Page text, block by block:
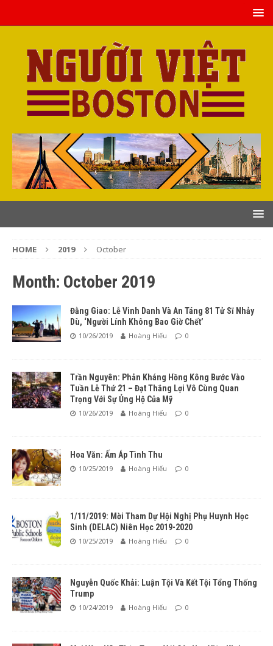
HOME 2019 October
Month: October 2019
Đằng Giao: Lễ Vinh Danh Và An Táng 81 Tử Sĩ Nhảy
Dù, ‘Người Lính Không Bao Giờ Chết’
10/26/2019 Hoàng Hiếu 0
Trần Nguyên: Phản Kháng Hồng Kông Bước Vào
Tuần Lễ Thứ 21 – Đạt Thắng Lợi Vô Cùng Quan
Trọng Với Sự Ủng Hộ Của Mỹ
10/26/2019 Hoàng Hiếu 0
Hoa Văn: Ấm Áp Tình Thu
10/25/2019 Hoàng Hiếu 0
1/11/2019: Mời Tham Dự Hội Nghị Phụ Huynh Học
Sinh (DELAC) Niên Học 2019-2020
10/25/2019 Hoàng Hiếu 0
Nguyễn Quốc Khải: Luận Tội Và Kết Tội Tổng Thống
Trump
10/24/2019 Hoàng Hiếu 0